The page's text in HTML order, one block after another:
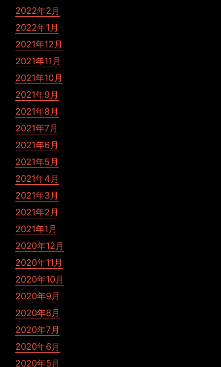
2022年2月
2022年1月
2021年12月
2021年11月
2021年10月
2021年9月
2021年8月
2021年7月
2021年6月
2021年5月
2021年4月
2021年3月
2021年2月
2021年1月
2020年12月
2020年11月
2020年10月
2020年9月
2020年8月
2020年7月
2020年6月
2020年5月